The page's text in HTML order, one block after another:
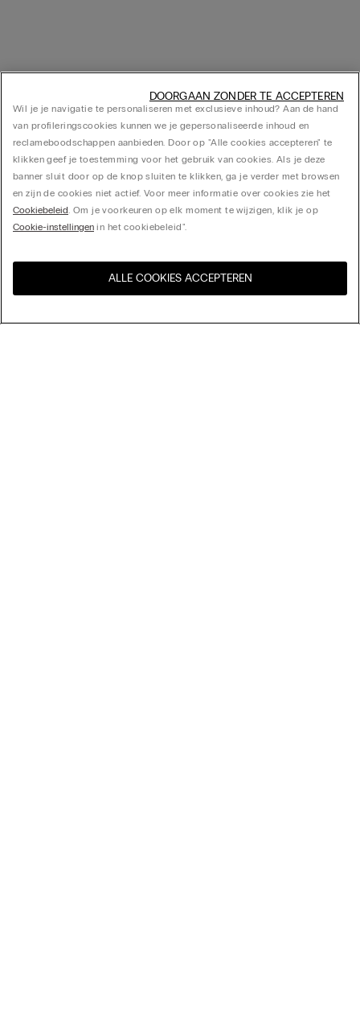
United States
Wil je je navigatie te personaliseren met exclusieve inhoud? Aan de hand
van profileringscookies kunnen we je gepersonaliseerde inhoud en
reclameboodschappen aanbieden. Door op "Alle cookies accepteren" te
klikken geef je toestemming voor het gebruik van cookies. Als je deze
banner sluit door op de knop sluiten te klikken, ga je verder met browsen
en zijn de cookies niet actief. Voor meer informatie over cookies zie het
Cookiebeleid. Om je voorkeuren op elk moment te wijzigen, klik je op
Cookie-instellingen in het cookiebeleid".
ALLE COOKIES ACCEPTEREN
DOORGAAN ZONDER TE ACCEPTEREN